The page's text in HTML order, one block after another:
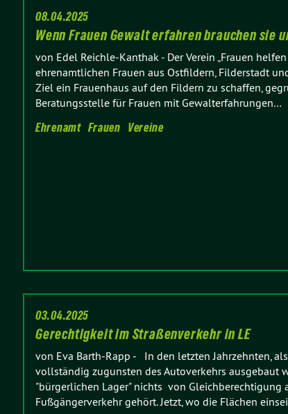
08.04.2025
Wenn Frauen Gewalt erfahren brauchen sie
von Edel Reichle-Kanthak - Der Verein „Frauen
ehrenamtlichen Frauen aus Ostfildern, Filderstadt
Ziel ein Frauenhaus auf den Fildern zu schaffen,
Beratungsstelle für Frauen mit Gewalterfahrungen…
Ehrenamt Frauen Vereine
03.04.2025
Gerechtigkeit im Straßenverkehr in LE
von Eva Barth-Rapp -
In den letzten Jahrzehnten,
vollständig zugunsten des Autoverkehrs ausgebaut
"bürgerlichen Lager" nichts von Gleichberechtigung
Fußgängerverkehr gehört. Jetzt, wo die Flächen